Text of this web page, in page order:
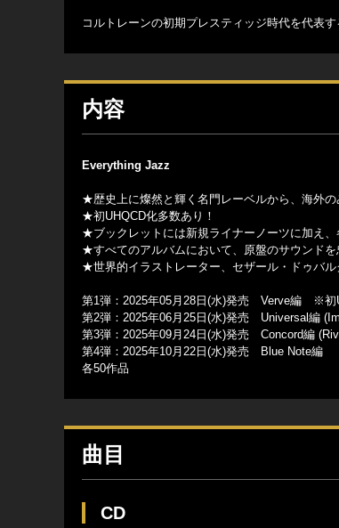
コルトレーンの初期プレスティッジ時代を代表
内容
Everything Jazz
★歴史上に燦然と輝く名門レーベルから、海外
★初UHQCD化多数あり！
★ブックレットには新規ライナーノーツに加え
★すべてのアルバムにおいて、原盤のサウンド
★世界的イラストレーター、セザール・ドゥバ
第1弾：2025年05月28日(水)発売 Verve編 ※初
第2弾：2025年06月25日(水)発売 Universal編
第3弾：2025年09月24日(水)発売 Concord編
第4弾：2025年10月22日(水)発売 Blue Note編
各50作品
曲目
CD